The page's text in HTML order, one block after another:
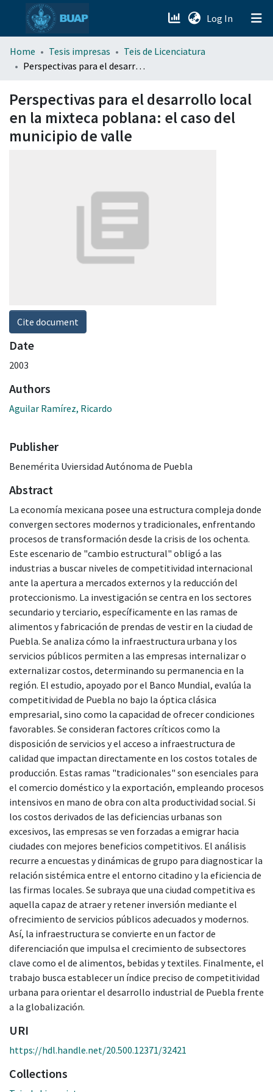
Log In (current)
menu.section.about_menu
Home Tesis impresas
Teis de Licenciatura
Perspectivas para el desarrollo local en la mixteca poblana: el caso del municipio de valle
Perspectivas para el desarrollo local
en la mixteca poblana: el caso del
municipio de valle
Cite document
Date
2003
Authors
Aguilar Ramírez, Ricardo
Publisher
Benemérita Uviersidad Autónoma de Puebla
Abstract
La economía mexicana posee una estructura compleja donde
convergen sectores modernos y tradicionales, enfrentando
procesos de transformación desde la crisis de los ochenta.
Este escenario de "cambio estructural" obligó a las
industrias a buscar niveles de competitividad internacional
ante la apertura a mercados externos y la reducción del
proteccionismo. La investigación se centra en los sectores
secundario y terciario, específicamente en las ramas de
alimentos y fabricación de prendas de vestir en la ciudad de
Puebla. Se analiza cómo la infraestructura urbana y los
servicios públicos permiten a las empresas internalizar o
externalizar costos, determinando su permanencia en la
región. El estudio, apoyado por el Banco Mundial, evalúa la
competitividad de Puebla no bajo la óptica clásica
empresarial, sino como la capacidad de ofrecer condiciones
favorables. Se consideran factores críticos como la
disposición de servicios y el acceso a infraestructura de
calidad que impactan directamente en los costos totales de
producción. Estas ramas "tradicionales" son esenciales para
el comercio doméstico y la exportación, empleando procesos
intensivos en mano de obra con alta productividad social. Si
los costos derivados de las deficiencias urbanas son
excesivos, las empresas se ven forzadas a emigrar hacia
ciudades con mejores beneficios competitivos. El análisis
recurre a encuestas y dinámicas de grupo para diagnosticar la
relación sistémica entre el entorno citadino y la eficiencia de
las firmas locales. Se subraya que una ciudad competitiva es
aquella capaz de atraer y retener inversión mediante el
ofrecimiento de servicios públicos adecuados y modernos.
Así, la infraestructura se convierte en un factor de
diferenciación que impulsa el crecimiento de subsectores
clave como el de alimentos, bebidas y textiles. Finalmente, el
trabajo busca establecer un índice preciso de competitividad
urbana para orientar el desarrollo industrial de Puebla frente
a la globalización.
URI
https://hdl.handle.net/20.500.12371/32421
Collections